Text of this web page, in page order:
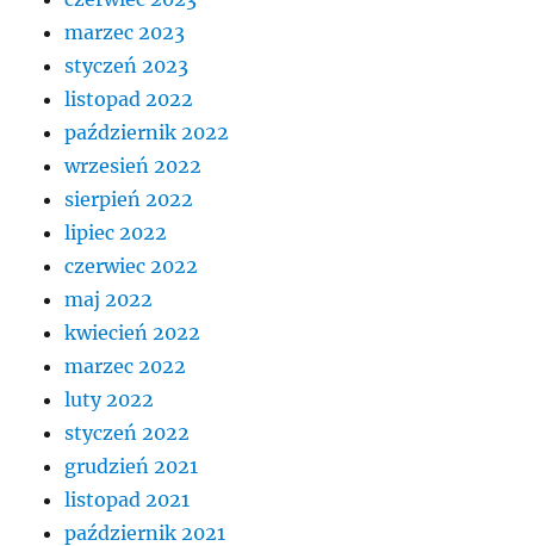
marzec 2023
styczeń 2023
listopad 2022
październik 2022
wrzesień 2022
sierpień 2022
lipiec 2022
czerwiec 2022
maj 2022
kwiecień 2022
marzec 2022
luty 2022
styczeń 2022
grudzień 2021
listopad 2021
październik 2021